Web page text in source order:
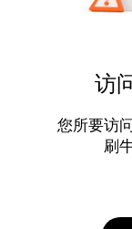
访
您所要访
刷